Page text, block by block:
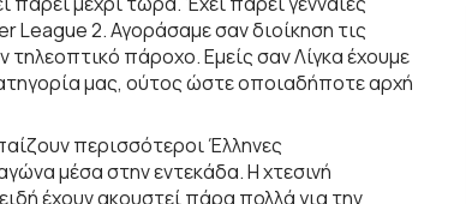
League 2. Αγοράσαμε σαν διοίκηση τις
πάροχο. Εμείς σαν Λίγκα έχουμε
μας, ούτος ώστε οποιαδήποτε αρχή
περισσότεροι Έλληνες
μέσα στην εντεκάδα. Η χτεσινή
έχουν ακουστεί πάρα πολλά για την